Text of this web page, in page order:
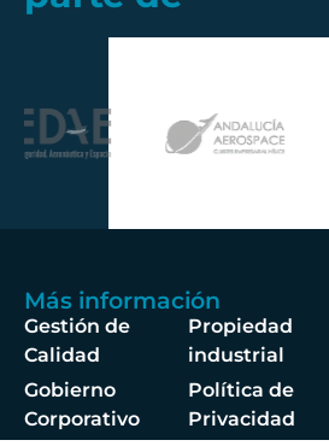
Más información
Gestión de
Calidad
Gobierno
Corporativo
Propiedad
industrial
Política de
Privacidad